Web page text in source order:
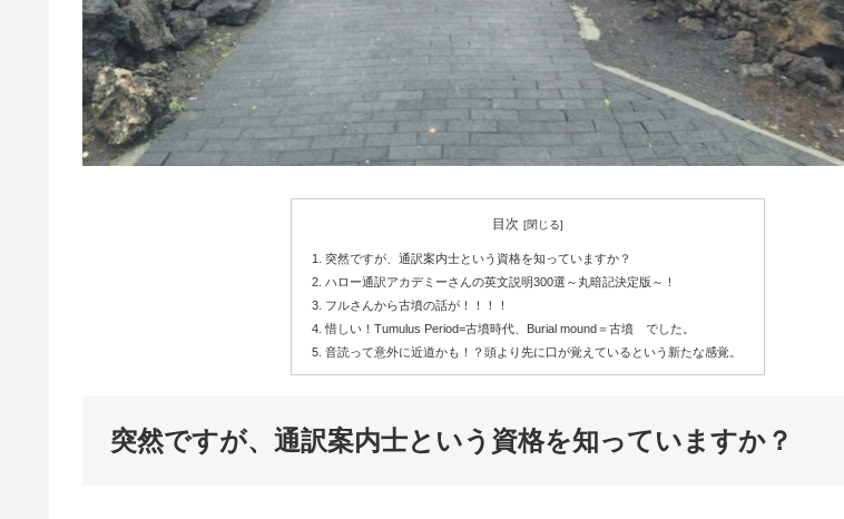
目次
突然ですが、通訳案内士という資格を知っていますか？
ハロー通訳アカデミーさんの英文説明300選～丸暗記決定版～！
フルさんから古墳の話が！！！！
惜しい！Tumulus Period=古墳時代、Burial mound＝古墳 でした。
音読って意外に近道かも！？頭より先に口が覚えているという新たな感覚。
突然ですが、通訳案内士という資格を知っていますか？